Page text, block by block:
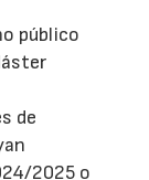
público
de
2025 o